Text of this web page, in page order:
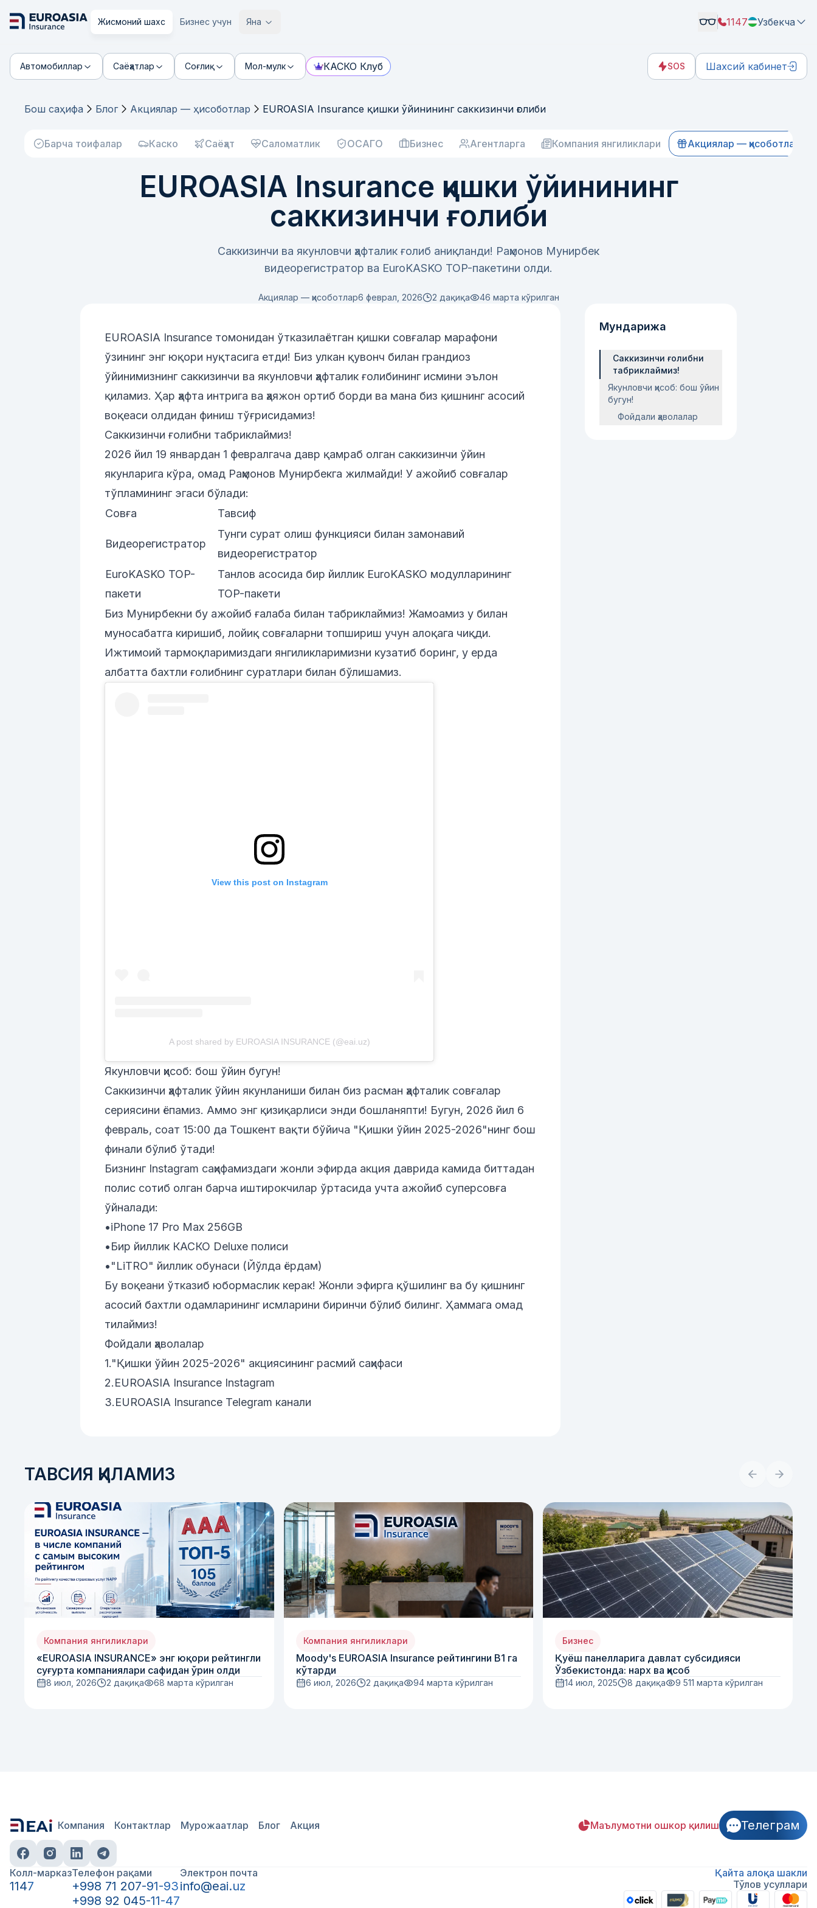
Жисмоний шахс Бизнес учун Яна 1147 Узбекча
Автомобиллар Саёҳатлар Соғлиқ Мол-мулк КАСКО Клуб SOS Шахсий кабинет
Бош саҳифа Блог Акциялар — ҳисоботлар EUROASIA Insurance қишки ўйинининг саккизинчи ғолиби
Барча тоифалар Каско Саёҳат Саломатлик ОСАГО Бизнес Агентларга Компания янгиликлари Акциялар — ҳисоботлар
EUROASIA Insurance қишки ўйинининг
саккизинчи ғолиби
Саккизинчи ва якунловчи ҳафталик ғолиб аниқланди! Раҳмонов Мунирбек
видеорегистратор ва EuroKASKO TOP-пакетини олди.
Акциялар — ҳисоботлар6 феврал, 2026 2 дақиқа 46 марта кўрилган
EUROASIA Insurance томонидан ўтказилаётган қишки совғалар марафони
ўзининг энг юқори нуқтасига етди! Биз улкан қувонч билан грандиоз
ўйинимизнинг саккизинчи ва якунловчи ҳафталик ғолибининг исмини эълон
қиламиз. Ҳар ҳафта интрига ва ҳаяжон ортиб борди ва мана биз қишнинг асосий
воқеаси олдидан финиш тўғрисидамиз!
Саккизинчи ғолибни табриклаймиз!
2026 йил 19 январдан 1 февралгача давр қамраб олган саккизинчи ўйин
якунларига кўра, омад Раҳмонов Мунирбекга жилмайди! У ажойиб совғалар
тўпламининг эгаси бўлади:
Совға
Тавсиф
Видеорегистратор
Тунги сурат олиш функцияси билан замонавий
видеорегистратор
EuroKASKO TOP-
пакети
Танлов асосида бир йиллик EuroKASKO модулларининг
TOP-пакети
Биз Мунирбекни бу ажойиб ғалаба билан табриклаймиз! Жамоамиз у билан
муносабатга киришиб, лойиқ совғаларни топшириш учун алоқага чиқди.
Ижтимоий тармоқларимиздаги янгиликларимизни кузатиб боринг, у ерда
албатта бахтли ғолибнинг суратлари билан бўлишамиз.
View this post on Instagram
A post shared by EUROASIA INSURANCE (@eai.uz)
Якунловчи ҳисоб: бош ўйин бугун!
Саккизинчи ҳафталик ўйин якунланиши билан биз расман ҳафталик совғалар
сериясини ёпамиз. Аммо энг қизиқарлиси энди бошланяпти! Бугун, 2026 йил 6
февраль, соат 15:00 да Тошкент вақти бўйича "Қишки ўйин 2025-2026"нинг бош
финали бўлиб ўтади!
Бизнинг Instagram саҳифамиздаги жонли эфирда акция даврида камида биттадан
полис сотиб олган барча иштирокчилар ўртасида учта ажойиб суперсовға
ўйналади:
•iPhone 17 Pro Max 256GB
•Бир йиллик КАСКО Deluxe полиси
•"LiTRO" йиллик обунаси (Йўлда ёрдам)
Бу воқеани ўтказиб юбормаслик керак! Жонли эфирга қўшилинг ва бу қишнинг
асосий бахтли одамларининг исмларини биринчи бўлиб билинг. Ҳаммага омад
тилаймиз!
Фойдали ҳаволалар
1."Қишки ўйин 2025-2026" акциясининг расмий саҳифаси
2.EUROASIA Insurance Instagram
3.EUROASIA Insurance Telegram канали
Мундарижа
Саккизинчи ғолибни
табриклаймиз!
Якунловчи ҳисоб: бош ўйин
бугун!
Фойдали ҳаволалар
ТАВСИЯ ҚИЛАМИЗ
Компания янгиликлари
«EUROASIA INSURANCE» энг юқори рейтингли
суғурта компаниялари сафидан ўрин олди
8 июл, 2026 2 дақиқа 68 марта кўрилган
Компания янгиликлари
Moody's EUROASIA Insurance рейтингини B1 га
кўтарди
6 июл, 2026 2 дақиқа 94 марта кўрилган
Бизнес
Қуёш панелларига давлат субсидияси
Ўзбекистонда: нарх ва ҳисоб
14 июл, 2025 8 дақиқа 9 511 марта кўрилган
Компания Контактлар Мурожаатлар Блог Акция Маълумотни ошкор қилиш Телеграм
Колл-марказ
1147
Телефон рақами
+998 71 207-91-93
+998 92 045-11-47
Электрон почта
info@eai.uz
Қайта алоқа шакли
Тўлов усуллари